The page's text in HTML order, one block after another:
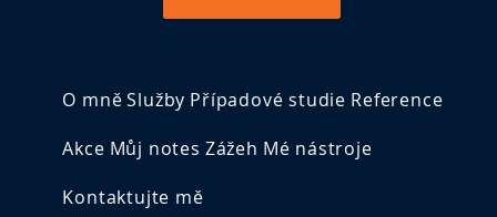
O mně Služby Případové studie Reference
Akce Můj notes Zážeh Mé nástroje
Kontaktujte mě